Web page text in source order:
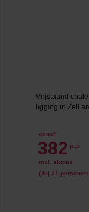
Vrijstaand
ligging in Zell
vanaf
382 p.p.
incl. skipas
( bij 21 personen